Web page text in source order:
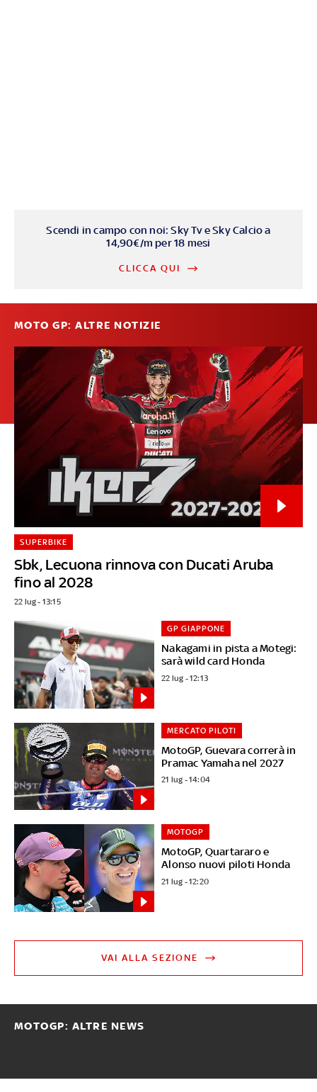
Scendi in campo con noi: Sky Tv e Sky Calcio a
14,90€/m per 18 mesi
CLICCA QUI
MOTO GP: ALTRE NOTIZIE
Sbk, Lecuona rinnova con Ducati Aruba
fino al 2028
SUPERBIKE
22 lug - 13:15
Nakagami in pista a Motegi:
sarà wild card Honda
GP GIAPPONE
22 lug - 12:13
MotoGP, Guevara correrà in
Pramac Yamaha nel 2027
MERCATO PILOTI
21 lug - 14:04
MotoGP, Quartararo e
Alonso nuovi piloti Honda
MOTOGP
21 lug - 12:20
VAI ALLA SEZIONE
MOTOGP: ALTRE NEWS